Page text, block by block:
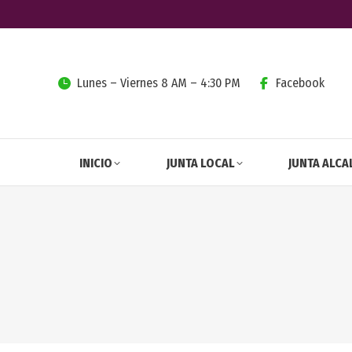
Lunes – Viernes 8 AM – 4:30 PM Facebook
INICIO JUNTA LOCAL JUNTA